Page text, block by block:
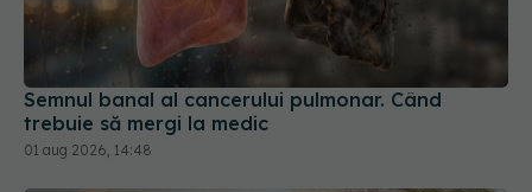
Semnul banal al cancerului pulmonar. Când
trebuie să mergi la medic
01 aug 2026, 14:48